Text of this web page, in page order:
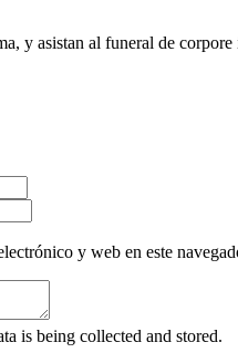
y asistan al funeral de
y web en este
is being collected and stored.